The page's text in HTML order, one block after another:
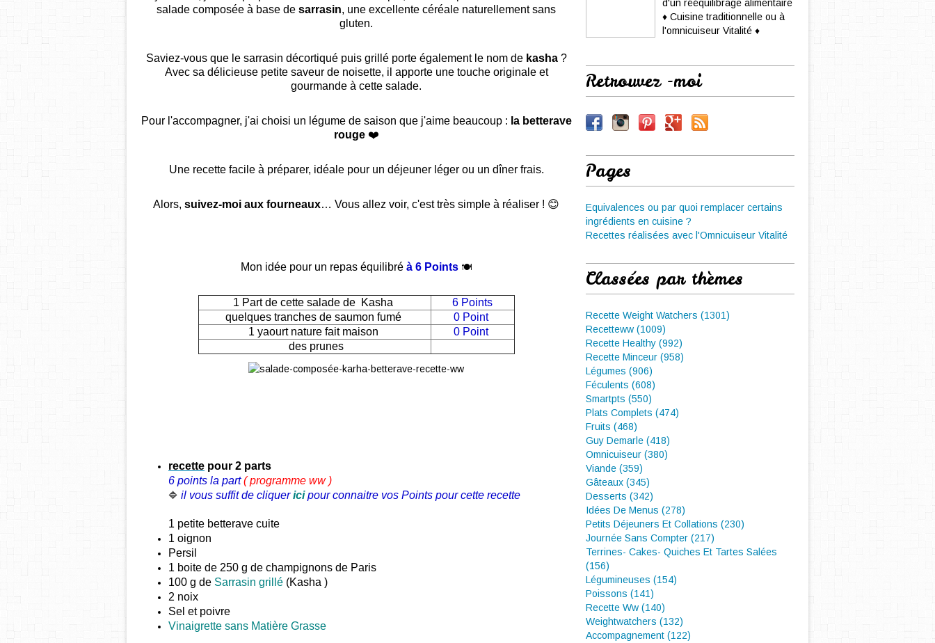
salade composée à base de sarrasin, une excellente céréale naturellement sans
gluten.
Saviez-vous que le sarrasin décortiqué puis grillé porte également le nom de kasha?
Avec sa délicieuse petite saveur de noisette, il apporte une touche originale et
gourmande à cette salade.
Pour l'accompagner, j'ai choisi un légume de saison que j'aime beaucoup : la betterave
rouge❤️
Une recette facile à préparer, idéale pour un déjeuner léger ou un dîner frais.
Alors, suivez-moi aux fourneaux… Vous allez voir, c'est très simple à réaliser ! 😊
Mon idée pour un repas équilibré à 6 Points 🍽
1 Part de cette salade de Kasha
6 Points
quelques tranches de saumon fumé
0 Point
1 yaourt nature fait maison
0 Point
des prunes
recette pour 2 parts
6 points la part( programme ww )
🔷 il vous suffit de cliquer icipour connaitre vos Points pour cette recette
1 petite betterave cuite
1 oignon
Persil
1 boite de 250 g de champignons de Paris
100 g de Sarrasin grillé (Kasha )
2 noix
Sel et poivre
Vinaigrette sans Matière Grasse
d'un rééquilibrage alimentaire
♦ Cuisine traditionnelle ou à
l'omnicuiseur Vitalité ♦
Retrouvez -moi
Pages
Equivalences ou par quoi remplacer certains
ingrédients en cuisine ?
Recettes réalisées avec l'Omnicuiseur Vitalité
Classées par thèmes
Recette Weight Watchers (1301)
Recetteww (1009)
Recette Healthy (992)
Recette Minceur (958)
Légumes (906)
Féculents (608)
Smartpts (550)
Plats Complets (474)
Fruits (468)
Guy Demarle (418)
Omnicuiseur (380)
Viande (359)
Gâteaux (345)
Desserts (342)
Idées De Menus (278)
Petits Déjeuners Et Collations (230)
Journée Sans Compter (217)
Terrines- Cakes- Quiches Et Tartes Salées
(156)
Légumineuses (154)
Poissons (141)
Recette Ww (140)
Weightwatchers (132)
Accompagnement (122)